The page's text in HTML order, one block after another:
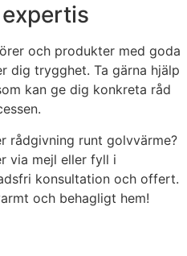
och produkter med goda
dig trygghet. Ta gärna hjälp
kan ge dig konkreta råd
rådgivning runt golvvärme?
via mejl eller fyll i
konsultation och offert.
och behagligt hem!